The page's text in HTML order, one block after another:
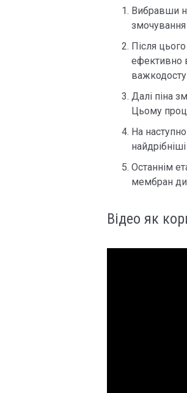
Вибравши
змочування
Після
ефективно
Далі піна
Цьому
На
Останнім
мембран
Відео як